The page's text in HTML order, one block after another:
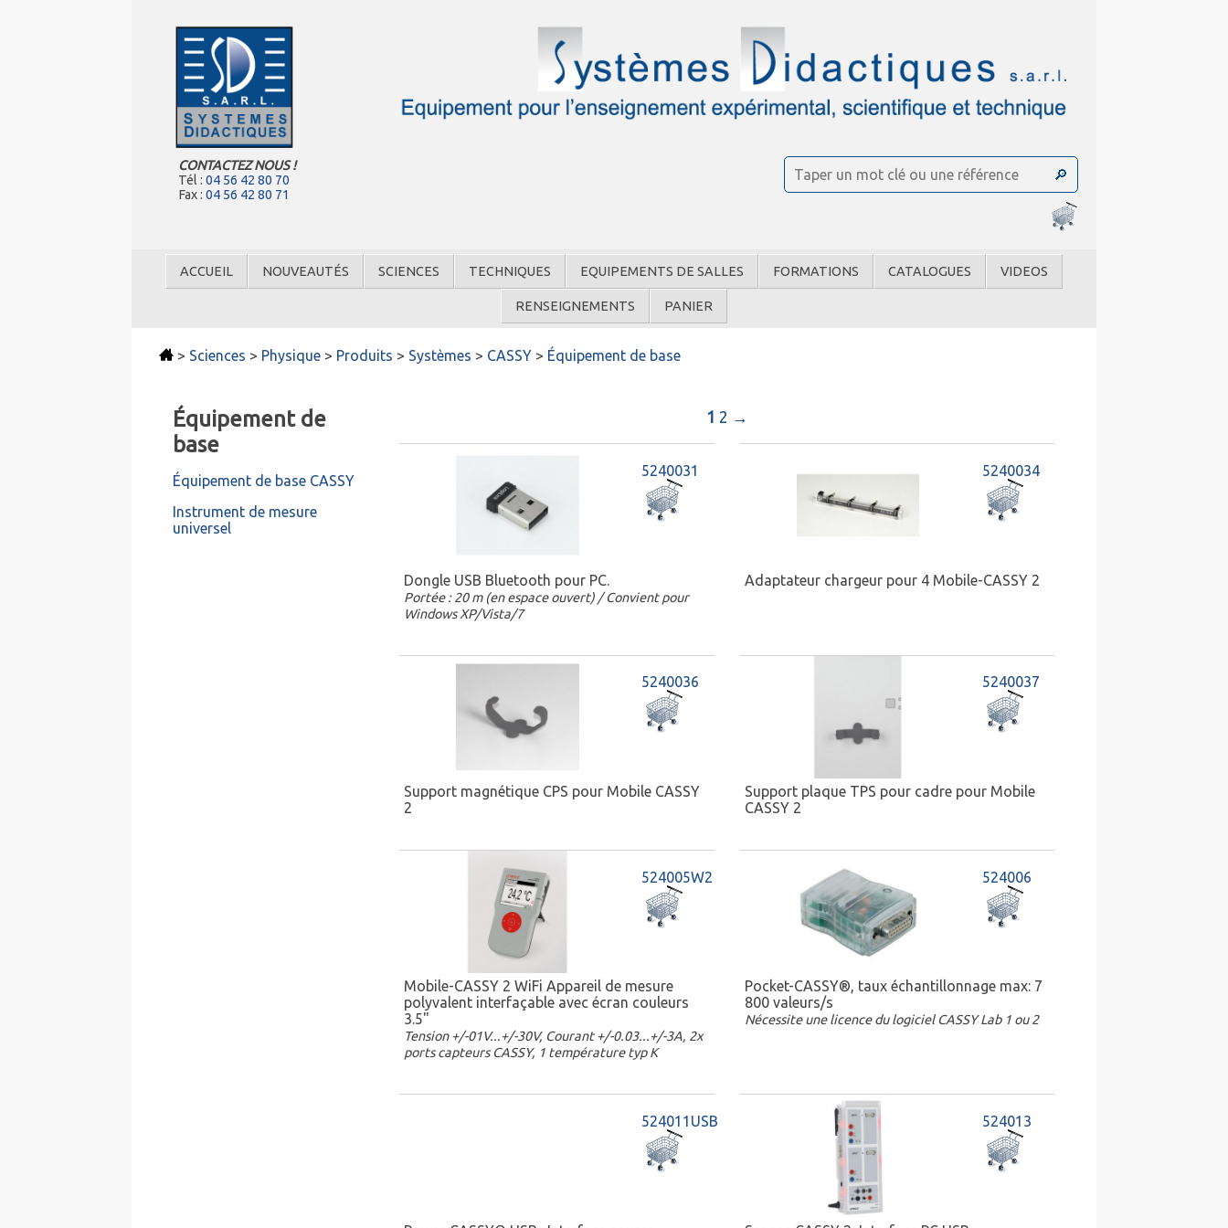
CONTACTEZ NOUS !
Tél : 04 56 42 80 70
Fax : 04 56 42 80 71
ACCUEIL NOUVEAUTÉS SCIENCES TECHNIQUES EQUIPEMENTS DE SALLES FORMATIONS CATALOGUES VIDEOS
RENSEIGNEMENTS PANIER
> Sciences > Physique > Produits > Systèmes > CASSY > Équipement de base
Équipement de
base
Équipement de base CASSY
Instrument de mesure
universel
1 2 →
5240031
Dongle USB Bluetooth pour PC.
Portée : 20 m (en espace ouvert) / Convient pour
Windows XP/Vista/7
5240034
Adaptateur chargeur pour 4 Mobile-CASSY 2
5240036
Support magnétique CPS pour Mobile CASSY
2
5240037
Support plaque TPS pour cadre pour Mobile
CASSY 2
524005W2
Mobile-CASSY 2 WiFi Appareil de mesure
polyvalent interfaçable avec écran couleurs
3.5"
Tension +/-01V...+/-30V, Courant +/-0.03...+/-3A, 2x
ports capteurs CASSY, 1 température typ K
524006
Pocket-CASSY®, taux échantillonnage max: 7
800 valeurs/s
Nécessite une licence du logiciel CASSY Lab 1 ou 2
524011USB 524013